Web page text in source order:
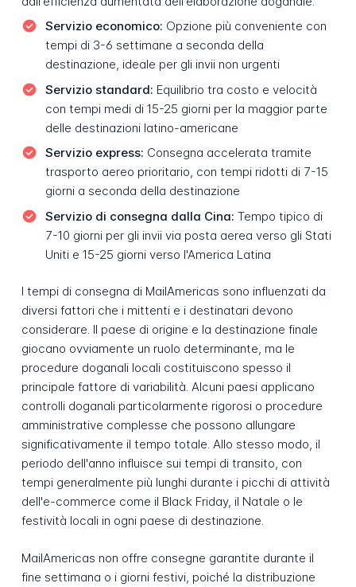
Servizio economico: Opzione più conveniente con
tempi di 3-6 settimane a seconda della
destinazione, ideale per gli invii non urgenti
Servizio standard: Equilibrio tra costo e velocità
con tempi medi di 15-25 giorni per la maggior parte
delle destinazioni latino-americane
Servizio express: Consegna accelerata tramite
trasporto aereo prioritario, con tempi ridotti di 7-15
giorni a seconda della destinazione
Servizio di consegna dalla Cina: Tempo tipico di
7-10 giorni per gli invii via posta aerea verso gli Stati
Uniti e 15-25 giorni verso l'America Latina
I tempi di consegna di MailAmericas sono influenzati da
diversi fattori che i mittenti e i destinatari devono
considerare. Il paese di origine e la destinazione finale
giocano ovviamente un ruolo determinante, ma le
procedure doganali locali costituiscono spesso il
principale fattore di variabilità. Alcuni paesi applicano
controlli doganali particolarmente rigorosi o procedure
amministrative complesse che possono allungare
significativamente il tempo totale. Allo stesso modo, il
periodo dell'anno influisce sui tempi di transito, con
tempi generalmente più lunghi durante i picchi di attività
dell'e-commerce come il Black Friday, il Natale o le
festività locali in ogni paese di destinazione.
MailAmericas non offre consegne garantite durante il
fine settimana o i giorni festivi, poiché la distribuzione